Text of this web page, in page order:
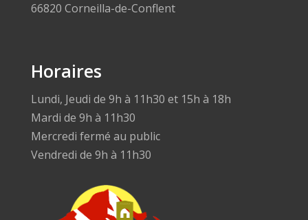
66820 Corneilla-de-Conflent
Horaires
Lundi, Jeudi de 9h à 11h30 et 15h à 18h
Mardi de 9h à 11h30
Mercredi fermé au public
Vendredi de 9h à 11h30